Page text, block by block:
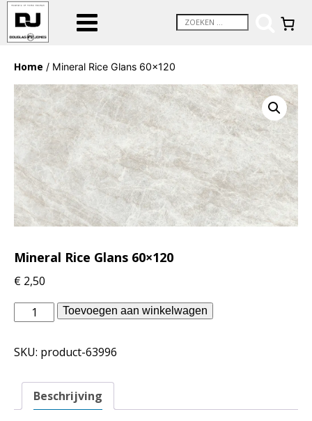
Home / Mineral Rice Glans 60×120
Mineral Rice Glans 60×120
€ 2,50
Douglas
Jones
-
Rice
Glans
Toevoegen aan winkelwagen
SKU: product-63996
Beschrijving